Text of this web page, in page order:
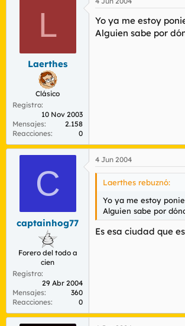
L
Laerthes
Clásico
Registro
10 Nov 2003
Mensajes
2.158
Reacciones
0
Yo ya me estoy
Alguien sabe por
C
captainhog77
Forero del todo a
cien
Registro
29 Abr 2004
Mensajes
360
Reacciones
0
4 Jun 2004
Laerthes rebuznó:
Yo ya me estoy
Alguien sabe por
Es esa ciudad que